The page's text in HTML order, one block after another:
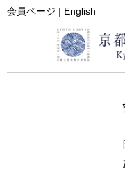
会員ページ | English